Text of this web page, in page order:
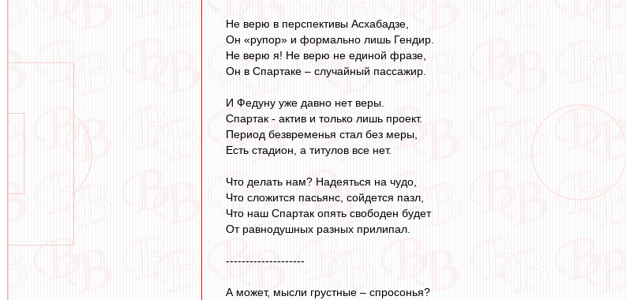
Не верю в перспективы Асхабадзе,
Он «рупор» и формально лишь Гендир.
Не верю я! Не верю не единой фразе,
Он в Спартаке – случайный пассажир.
И Федуну уже давно нет веры.
Спартак - актив и только лишь проект.
Период безвременья стал без меры,
Есть стадион, а титулов все нет.
Что делать нам? Надеяться на чудо,
Что сложится пасьянс, сойдется пазл,
Что наш Спартак опять свободен будет
От равнодушных разных прилипал.
--------------------
А может, мысли грустные – спросонья?